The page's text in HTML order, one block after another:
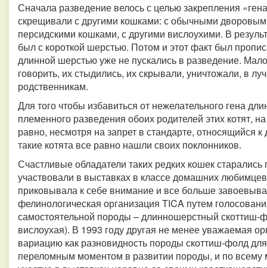
Сначала разведение велось с целью закрепления
скрещивали с другими кошками: с обычными
персидскими кошками, с другими вислоухими. В
был с короткой шерстью. Потом и этот факт был
длинной шерстью уже не пускались в разведение.
говорить, их стыдились, их скрывали, уничтожали, в
родственникам.
Для того чтобы избавиться от нежелательного гена
племенного разведения обоих родителей этих котят,
равно, несмотря на запрет в стандарте, относящийся
такие котята все равно нашли своих поклонников.
Счастливые обладатели таких редких кошек старались
участвовали в выставках в классе домашних
приковывала к себе внимание и все больше
фелинологическая организация TICA путем
самостоятельной породы – длинношерстный
вислоухая). В 1993 году другая не менее уважаемая
вариацию как разновидность породы скоттиш-фолд
переломным моментом в развитии породы, и по